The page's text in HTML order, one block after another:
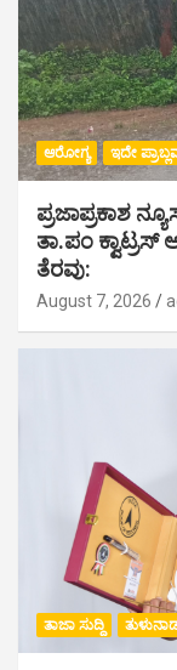
ಆರೋಗ್ಯ ಇದೇ
ಪ್ರಜಾಪ್ರಕಾಶ
ತಾ.ಪಂ
ತೆರವು:
August 7, 2026
ತಾಜಾ ಸುದ್ದಿ